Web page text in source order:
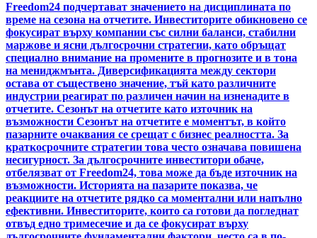
Freedom24 подчертават значението на дисциплината по
време на сезона на отчетите. Инвеститорите обикновено се
фокусират върху компании със силни баланси, стабилни
маржове и ясни дългосрочни стратегии, като обръщат
специално внимание на промените в прогнозите и в тона
на мениджмънта. Диверсификацията между сектори
остава от съществено значение, тъй като различните
индустрии реагират по различен начин на изненадите в
отчетите. Сезонът на отчетите като източник на
възможности Сезонът на отчетите е моментът, в който
пазарните очаквания се срещат с бизнес реалността. За
краткосрочните стратегии това често означава повишена
несигурност. За дългосрочните инвеститори обаче,
отбелязват от Freedom24, това може да бъде източник на
възможности. Историята на пазарите показва, че
реакциите на отчетите рядко са моментални или напълно
ефективни. Инвеститорите, които са готови да погледнат
отвъд едно тримесечие и да се фокусират върху